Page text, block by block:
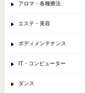
アロマ・各種療法
エステ・美容
ボディメンテナンス
IT・コンピューター
ダンス